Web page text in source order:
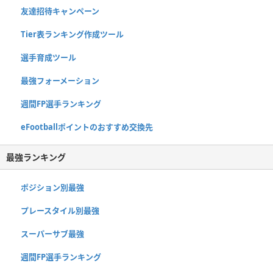
友達招待キャンペーン
Tier表ランキング作成ツール
選手育成ツール
最強フォーメーション
週間FP選手ランキング
eFootballポイントのおすすめ交換先
最強ランキング
ポジション別最強
プレースタイル別最強
スーパーサブ最強
週間FP選手ランキング